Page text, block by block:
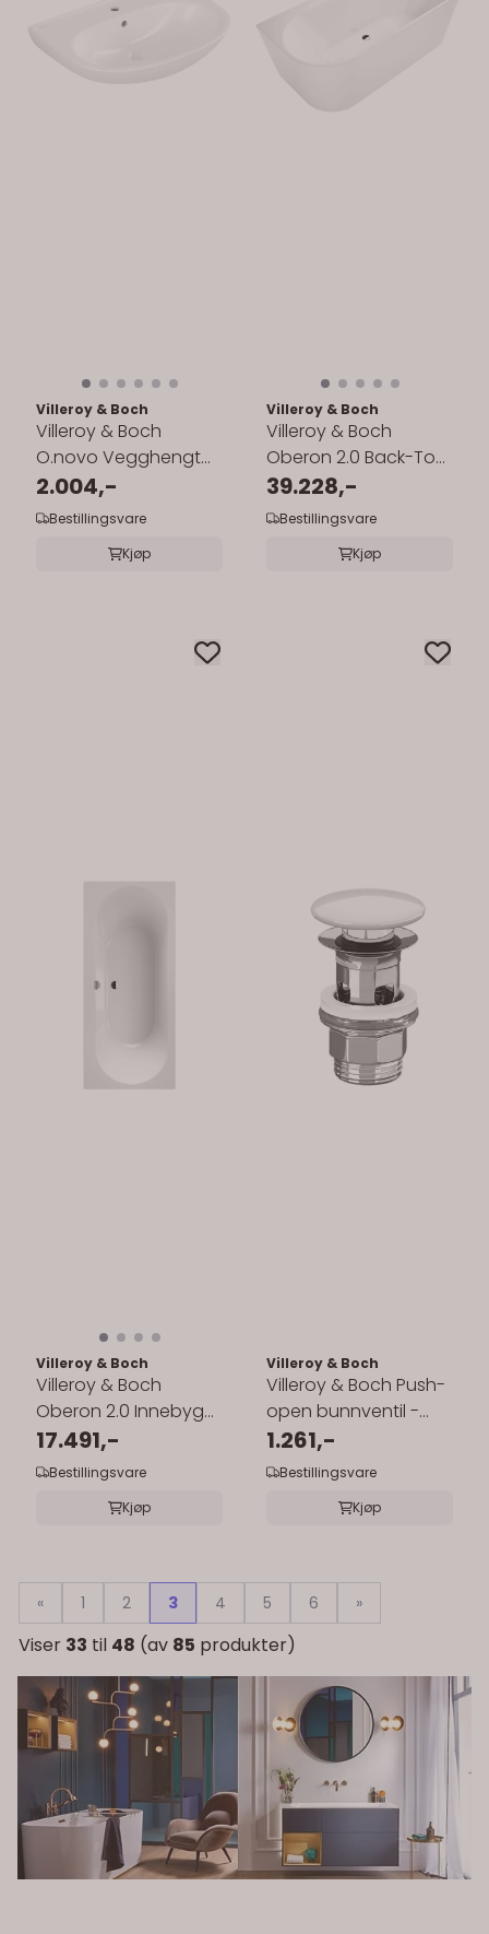
Villeroy & Boch
Villeroy & Boch
O.novo Vegghengt
Servant 65x48 cm
2.004,-
Bestillingsvare
Kjøp
Villeroy & Boch
Villeroy & Boch
Oberon 2.0 Back-To-
Wall Badekar 180x80
cm
39.228,-
Bestillingsvare
Kjøp
Villeroy & Boch
Villeroy & Boch
Oberon 2.0 Innebygd
Badekar 170/180 cm
17.491,-
Bestillingsvare
Kjøp
Villeroy & Boch
Villeroy & Boch Push-
open bunnventil -
porselen
1.261,-
Bestillingsvare
Kjøp
« 1 2 3 4 5 6 »
Viser 33 til 48 (av 85 produkter)